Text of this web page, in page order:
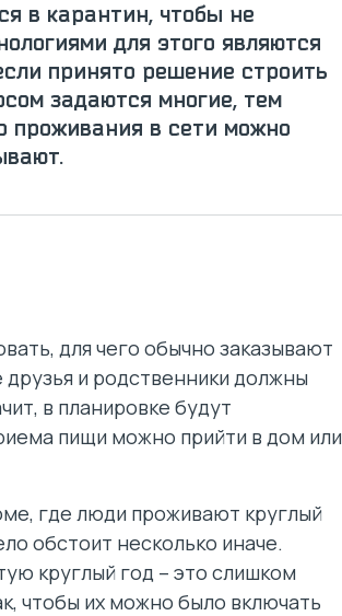
в карантин, чтобы не
для этого являются
принято решение строить
задаются многие, тем
проживания в сети можно
для чего обычно заказывают
и родственники должны
в планировке будут
пищи можно прийти в дом или
где люди проживают круглый
обстоит несколько иначе.
круглый год – это слишком
чтобы их можно было включать